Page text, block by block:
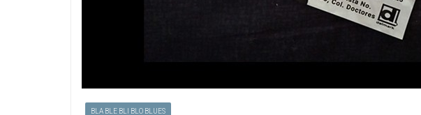
BLA BLE BLI BLO BLUES